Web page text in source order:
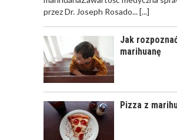
przez Dr. Joseph Rosado...[...]
Jak
marihuanę
Pizza z